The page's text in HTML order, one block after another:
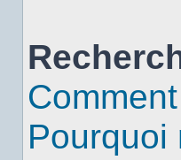
Pourquoi